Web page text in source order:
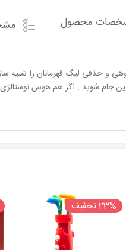
محصول
و حذفی لیگ قهرمانان را شبیه
جام شوید . اگر هم هوس
23% تخفیف